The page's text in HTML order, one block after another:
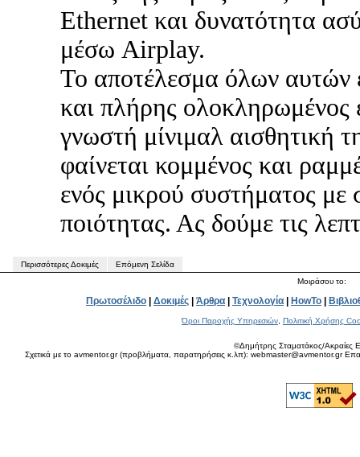
Ethernet και δυνατότητα
μέσω Airplay.
Το αποτέλεσμα όλων αυτών
και πλήρης ολοκληρωμένος
γνωστή μίνιμαλ αισθητική
φαίνεται κομμένος και
ενός μικρού συστήματος με
ποιότητας. Ας δούμε τις
Περισσότερες Δοκιμές
Επόμενη Σελίδα
Μοιράσου το:
Πρωτοσέλιδο | Δοκιμές | Άρθρα | Τεχνολογία | HowTo |
Όροι Παροχής Υπηρεσιών Πολιτική Χρήσης
©Δημήτρης Σταματάκος/Ακραίες
Σχετικά με το avmentor.gr (προβλήματα, παρατηρήσεις κ.λπ): webmaster@avmentor.gr